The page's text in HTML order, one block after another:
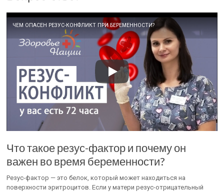
ЧЕМ ОПАСЕН РЕЗУС-КОНФЛИКТ ПРИ БЕРЕМЕННОСТИ?
Что такое резус-фактор и почему он
важен во время беременности?
Резус-фактор — это белок, который может находиться на
поверхности эритроцитов. Если у матери резус-отрицательный